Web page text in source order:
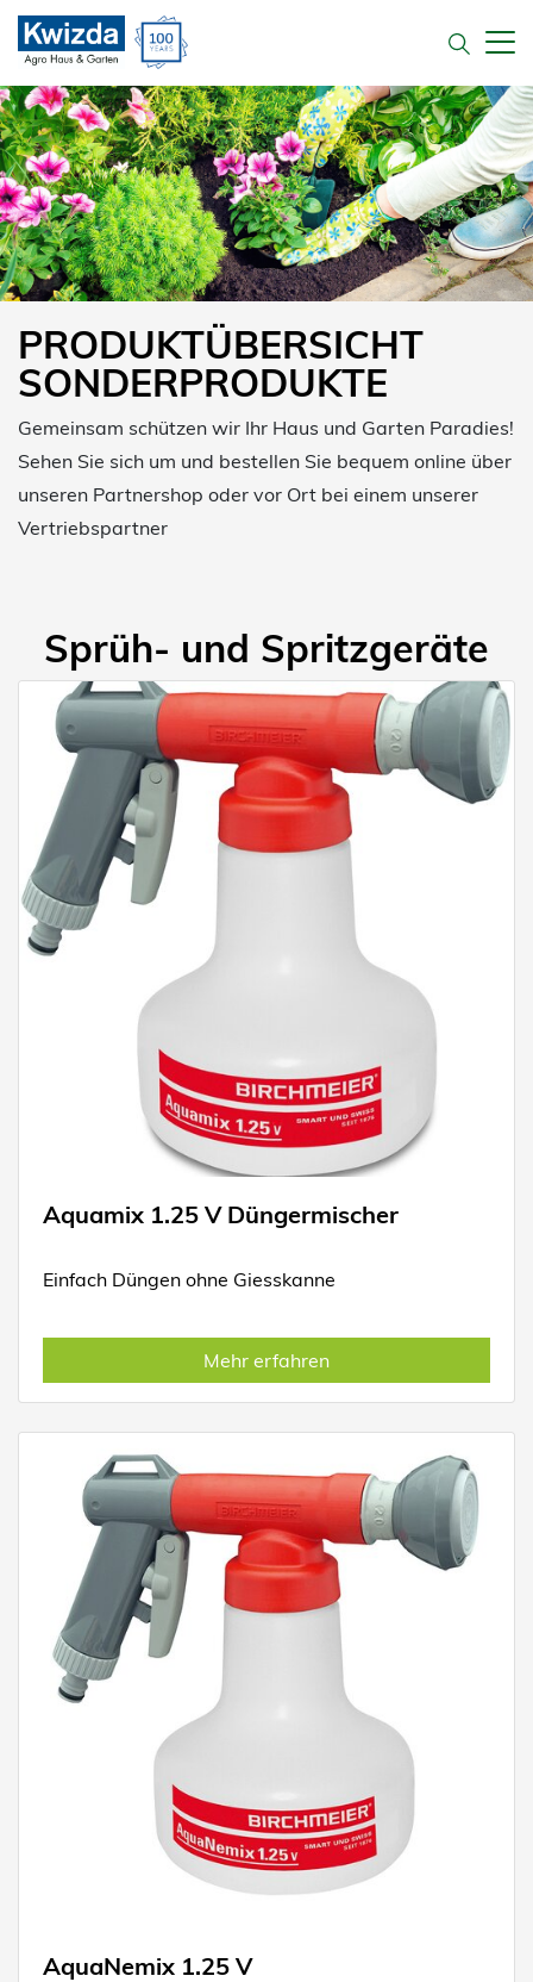
PRODUKTÜBERSICHT
SONDERPRODUKTE
Gemeinsam schützen wir Ihr Haus und Garten Paradies!
Sehen Sie sich um und bestellen Sie bequem online über
unseren Partnershop oder vor Ort bei einem unserer
Vertriebspartner
Sprüh- und Spritzgeräte
Aquamix 1.25 V Düngermischer
Einfach Düngen ohne Giesskanne
Mehr erfahren
AquaNemix 1.25 V